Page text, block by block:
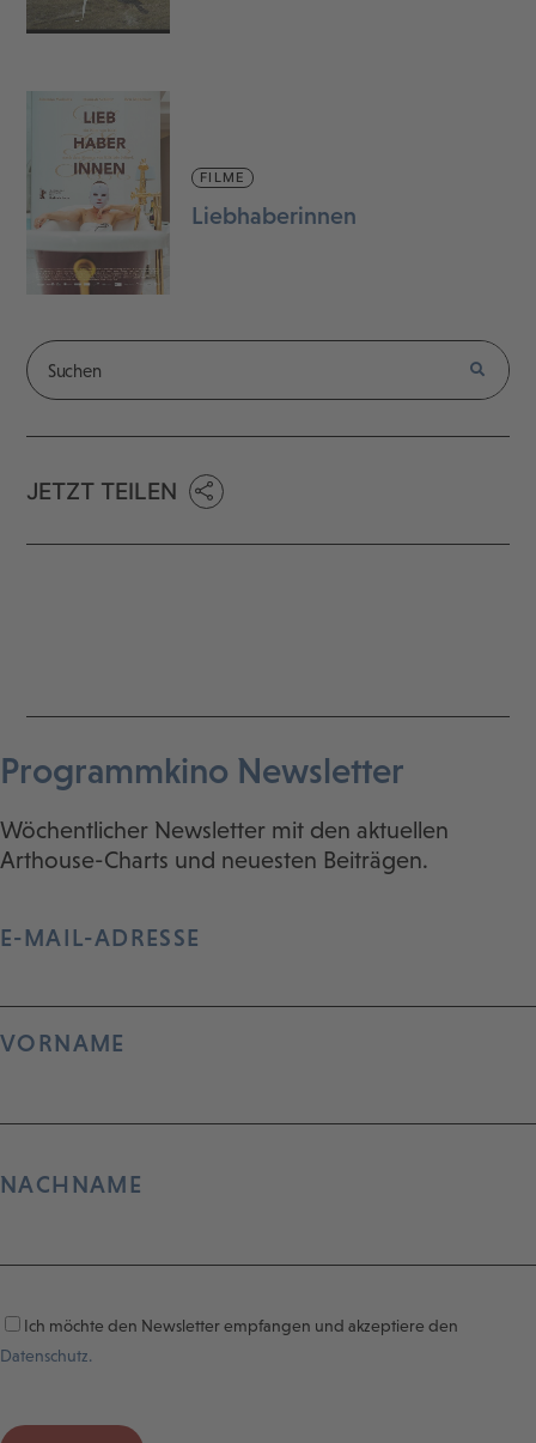
FILME
Liebhaberinnen
JETZT TEILEN
Programmkino Newsletter
Wöchentlicher Newsletter mit den aktuellen
Arthouse-Charts und neuesten Beiträgen.
E-MAIL-ADRESSE
VORNAME
NACHNAME
Ich möchte den Newsletter empfangen und akzeptiere den
Datenschutz.